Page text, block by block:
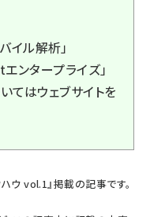
イル解析」
ンタープライズ」
てはウェブサイトを
ウ vol.1』掲載の記事です。